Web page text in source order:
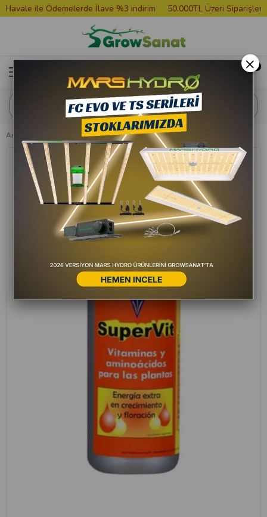
ile Ödemelerde İlave %3 indirim 50.000TL Üzeri Siparişlere
Anasayfa Bitki Besini Hesi Super Vit 500 ml Bitki Amino Asit Desteği
×